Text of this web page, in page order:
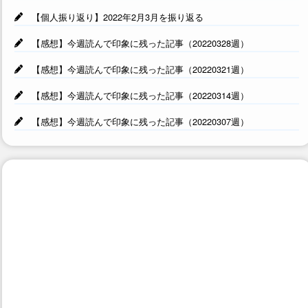
【個人振り返り】2022年2月3月を振り返る
【感想】今週読んで印象に残った記事（20220328週）
【感想】今週読んで印象に残った記事（20220321週）
【感想】今週読んで印象に残った記事（20220314週）
【感想】今週読んで印象に残った記事（20220307週）